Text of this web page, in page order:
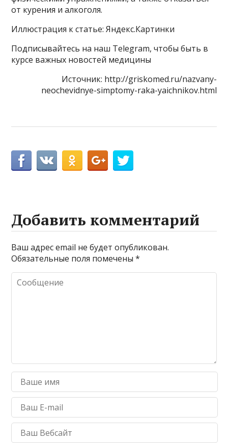
от курения и алкоголя.
Иллюстрация к статье: Яндекс.Картинки
Подписывайтесь на наш Telegram, чтобы быть в
курсе важных новостей медицины
Источник: http://griskomed.ru/nazvany-
neochevidnye-simptomy-raka-yaichnikov.html
Добавить комментарий
Ваш адрес email не будет опубликован.
Обязательные поля помечены*